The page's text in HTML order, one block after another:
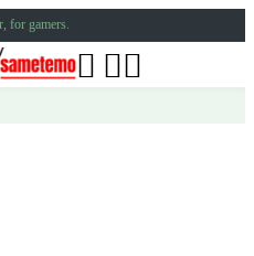
for gamers.
 